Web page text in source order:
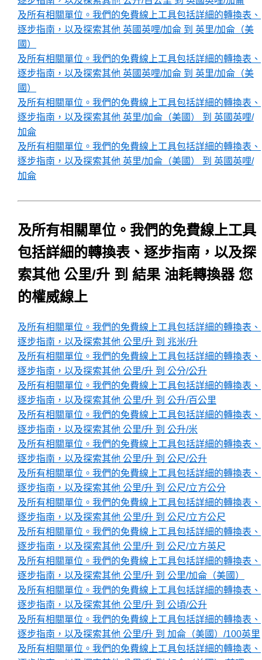
及所有相關單位。我們的免費線上工具包括詳細的轉換表、
逐步指南，以及探索其他 英國英哩/加侖 到 英里/加侖（美
國）
及所有相關單位。我們的免費線上工具包括詳細的轉換表、
逐步指南，以及探索其他 英國英哩/加侖 到 英里/加侖（美
國）
及所有相關單位。我們的免費線上工具包括詳細的轉換表、
逐步指南，以及探索其他 英里/加侖（美國） 到 英國英哩/
加侖
及所有相關單位。我們的免費線上工具包括詳細的轉換表、
逐步指南，以及探索其他 英里/加侖（美國） 到 英國英哩/
加侖
及所有相關單位。我們的免費線上工具
包括詳細的轉換表、逐步指南，以及探
索其他 公里/升 到 結果 油耗轉換器 您
的權威線上
及所有相關單位。我們的免費線上工具包括詳細的轉換表、
逐步指南，以及探索其他 公里/升 到 兆米/升
及所有相關單位。我們的免費線上工具包括詳細的轉換表、
逐步指南，以及探索其他 公里/升 到 公分/公升
及所有相關單位。我們的免費線上工具包括詳細的轉換表、
逐步指南，以及探索其他 公里/升 到 公升/百公里
及所有相關單位。我們的免費線上工具包括詳細的轉換表、
逐步指南，以及探索其他 公里/升 到 公升/米
及所有相關單位。我們的免費線上工具包括詳細的轉換表、
逐步指南，以及探索其他 公里/升 到 公尺/公升
及所有相關單位。我們的免費線上工具包括詳細的轉換表、
逐步指南，以及探索其他 公里/升 到 公尺/立方公分
及所有相關單位。我們的免費線上工具包括詳細的轉換表、
逐步指南，以及探索其他 公里/升 到 公尺/立方公尺
及所有相關單位。我們的免費線上工具包括詳細的轉換表、
逐步指南，以及探索其他 公里/升 到 公尺/立方英尺
及所有相關單位。我們的免費線上工具包括詳細的轉換表、
逐步指南，以及探索其他 公里/升 到 公里/加侖（美國）
及所有相關單位。我們的免費線上工具包括詳細的轉換表、
逐步指南，以及探索其他 公里/升 到 公頃/公升
及所有相關單位。我們的免費線上工具包括詳細的轉換表、
逐步指南，以及探索其他 公里/升 到 加侖（美國）/100英里
及所有相關單位。我們的免費線上工具包括詳細的轉換表、